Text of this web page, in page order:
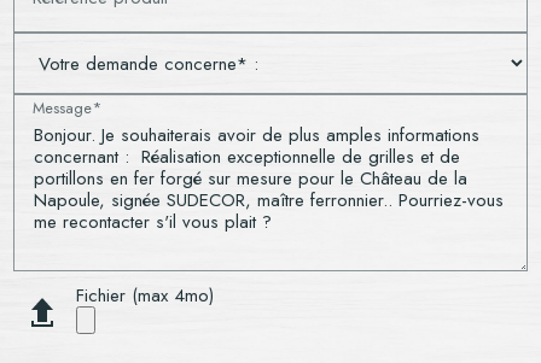
Message*
Fichier (max 4mo)